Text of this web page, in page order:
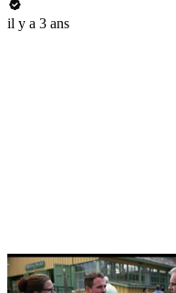
il y a 3 ans